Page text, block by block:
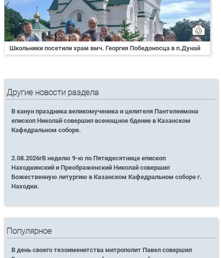
Школьники посетили храм вмч. Георгия Победоносца в п.Дунай
Другие новости раздела
В канун праздника великомученика и целителя Пантелеимона
епископ Николай совершил всенощное бдение в Казанском
Кафедральном соборе.
2.08.2026гВ неделю 9-ю по Пятидесятнице епископ
Находкинский и Преображенский Николай совершил
Божественную литургию в Казанском Кафедральном соборе г.
Находки.
Популярное
В день своего тезоименитства митрополит Павел совершил